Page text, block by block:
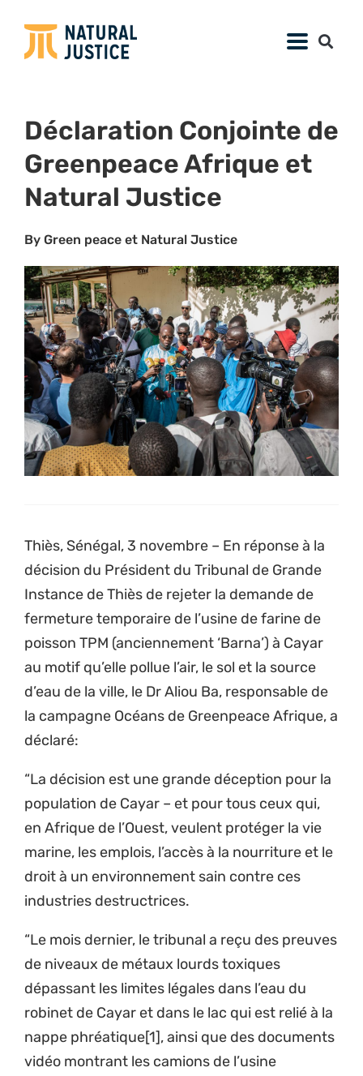
Déclaration Conjointe de
Greenpeace Afrique et
Natural Justice
By Green peace et Natural Justice
Thiès, Sénégal, 3 novembre – En réponse à la
décision du Président du Tribunal de Grande
Instance de Thiès de rejeter la demande de
fermeture temporaire de l’usine de farine de
poisson TPM (anciennement ‘Barna’) à Cayar
au motif qu’elle pollue l’air, le sol et la source
d’eau de la ville, le Dr Aliou Ba, responsable de
la campagne Océans de Greenpeace Afrique, a
déclaré:
“La décision est une grande déception pour la
population de Cayar – et pour tous ceux qui,
en Afrique de l’Ouest, veulent protéger la vie
marine, les emplois, l’accès à la nourriture et le
droit à un environnement sain contre ces
industries destructrices.
“Le mois dernier, le tribunal a reçu des preuves
de niveaux de métaux lourds toxiques
dépassant les limites légales dans l’eau du
robinet de Cayar et dans le lac qui est relié à la
nappe phréatique[1], ainsi que des documents
vidéo montrant les camions de l’usine